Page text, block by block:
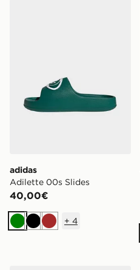
adidas
Adilette 00s Slides
40,00€
VerdeNeroMarrone
+ 4